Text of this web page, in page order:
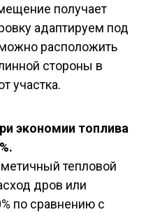
получает
адаптируем под
расположить
стороны в
участка.
экономии топлива
тепловой
дров или
по сравнению с